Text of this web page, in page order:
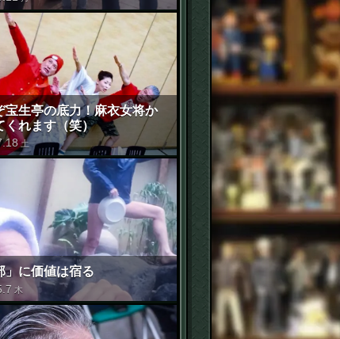
宝生亭の底力！麻衣女将か
くれます（笑）
.18 土
」に価値は宿る
.7 木